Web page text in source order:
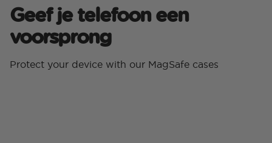
Geef je telefoon een
voorsprong
Protect your device with our MagSafe cases